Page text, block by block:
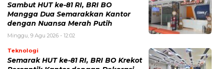
Sambut HUT ke-81 RI, BRI BO
Mangga Dua Semarakkan Kantor
dengan Nuansa Merah Putih
Minggu, 9 Agu 2026 - 12:02
Teknologi
Semarak HUT ke-81 RI, BRI BO Krekot